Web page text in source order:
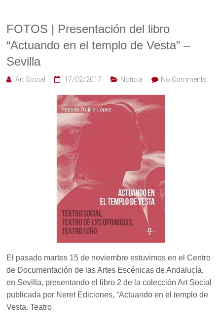
FOTOS | Presentación del libro
“Actuando en el templo de Vesta” –
Sevilla
Art Social 17/02/2017 Noticia No Comments
El pasado martes 15 de noviembre estuvimos en el Centro
de Documentación de las Artes Escénicas de Andalucía,
en Sevilla, presentando el libro 2 de la colección Art Social
publicada por Neret Ediciones, “Actuando en el templo de
Vesta. Teatro